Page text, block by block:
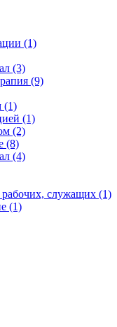
(1)
(3)
(9)
(1)
(1)
(2)
(8)
(4)
служащих (1)
(1)